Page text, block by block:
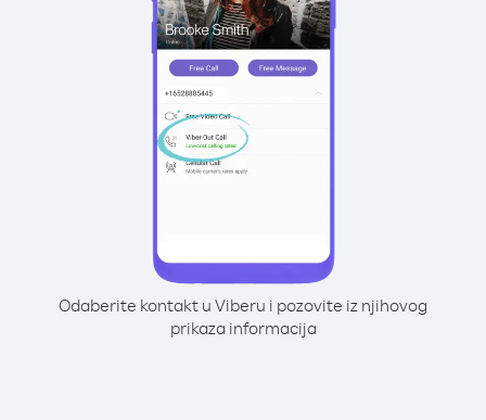
Odaberite kontakt u Viberu i pozovite iz njihovog
prikaza informacija